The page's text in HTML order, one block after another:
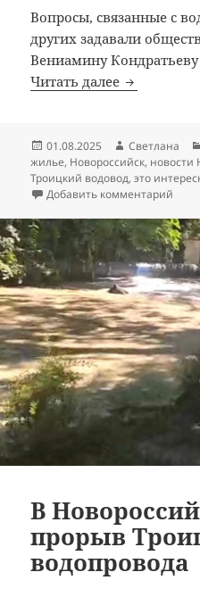
Вопросы, связанные с
других задавали
Вениамину
Читать далее
Опубликовано
01.08.2025 Автор
Светлана
жилье, Новороссийск, новости
Троицкий водовод,это
Добавить комментарий
В
прорыв
водопровода